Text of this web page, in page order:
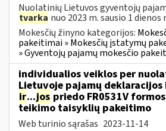
Nuolatinių Lietuvos gyventojų
tvarka nuo 2023 m. sausio 1 dienos
Mokesčių žinyno kategorijos:
pakeitimai » Mokesčių įstatymų
» Gyventojų pajamų mokesčio
individualios veiklos per
Lietuvoje pajamų deklaracijos
ir...jos priedo FR0531V
teikimo taisyklių pakeitimo
Web turinio sąrašas 2023-11-14